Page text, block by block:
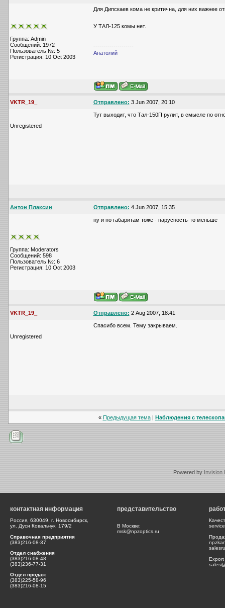
Группа: Admin
Сообщений: 1972
Пользователь №: 5
Регистрация: 10 Oct 2003
Для Дипскаев кома не критична, для них важнее
У ТАЛ-125 комы нет.
--------------------
Анатолий
VKTR_19_ Отправлено: 3 Jun 2007, 20:10
Unregistered
Тут выходит, что Тал-150П рулит, в смысле по
Антон Плаксин Отправлено: 4 Jun 2007, 15:35
Группа: Moderators
Сообщений: 598
Пользователь №: 6
Регистрация: 10 Oct 2003
ну и по габаритам тоже - парусность-то меньше
VKTR_19_ Отправлено: 2 Aug 2007, 18:41
Unregistered
Спасибо всем. Тему закрываем.
« Предыдущая тема| Наблюдения с
Powered by Invision
контактная информация
Россия, 630049, г. Новосибирск,
ул. Дуси Ковальчук, 179/2
Справочная предприятия
(383)216-08-37
Отдел снабжения
(383)216-08-48
(383)236-77-31
Отдел продаж
(383)225-58-96
(383)216-08-15
представительство
В Москве:
msk@npzoptics.ru